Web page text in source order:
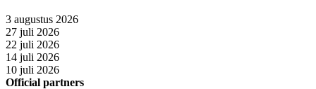
3 augustus 2026
27 juli 2026
22 juli 2026
14 juli 2026
10 juli 2026
Official partners